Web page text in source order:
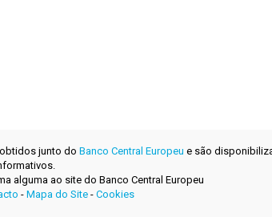
junto do Banco Central Europeu e são
alguma ao site do Banco Central Europeu
- Mapa do Site- Cookies